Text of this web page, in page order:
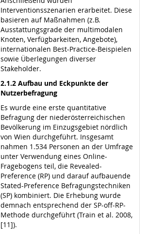
Interventionsszenarien erarbeitet. Diese
basieren auf Maßnahmen (z.B.
Ausstattungsgrade der multimodalen
Knoten, Verfügbarkeiten, Angebote),
internationalen Best-Practice-Beispielen
sowie Überlegungen diverser
Stakeholder.
2.1.2 Aufbau und Eckpunkte der
Nutzerbefragung
Es wurde eine erste quantitative
Befragung der niederösterreichischen
Bevölkerung im Einzugsgebiet nördlich
von Wien durchgeführt. Insgesamt
nahmen 1.534 Personen an der Umfrage
unter Verwendung eines Online-
Fragebogens teil, die Revealed-
Preference (RP) und darauf aufbauende
Stated-Preference Befragungstechniken
(SP) kombiniert. Die Erhebung wurde
demnach entsprechend der SP-off-RP-
Methode durchgeführt (Train et al. 2008,
[11]).